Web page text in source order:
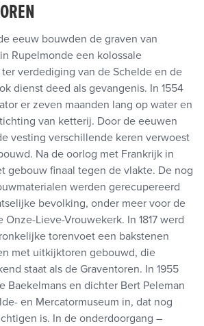
eeuw bouwden de graven van
Rupelmonde een kolossale
verdediging van de Schelde en de
dienst deed als gevangenis. In 1554
er zeven maanden lang op water en
van ketterij. Door de eeuwen
vesting verschillende keren verwoest
Na de oorlog met Frankrijk in
gebouw finaal tegen de vlakte. De nog
werden gerecupereerd
bevolking, onder meer voor de
Onze-Lieve-Vrouwekerk. In 1817 werd
torenvoet een bakstenen
met uitkijktoren gebouwd, die
staat als de Graventoren. In 1955
Baekelmans en dichter Bert Peleman
en Mercatormuseum in, dat nog
is. In de onderdoorgang –